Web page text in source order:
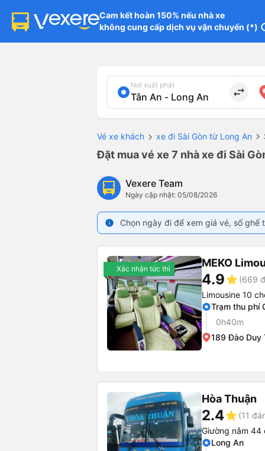
Cam kết hoàn 150% nếu nhà xe
không cung cấp dịch vụ vận chuyển (*)
Nơi xuất phát
import_export
Vé xe khách xe đi Sài Gòn từ Long An
Đặt mua vé xe 7 nhà xe đi Sài
Vexere Team
Ngày cập nhật: 05/08/2026
info Chọn ngày đi để xem giá vé, số
Xác nhận tức thì MEKO
4.9star (669
Limousine 10
Trạm thu phí
0h40m
189 Đào Duy
Hòa Thuận
2.4star (11
Giường nằm 44
Long An